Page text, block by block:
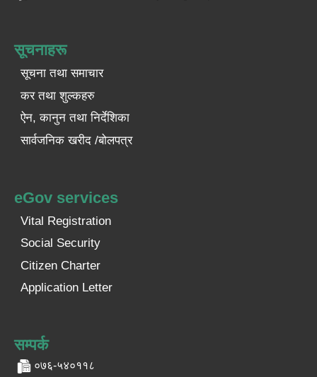
सूचनाहरू
सूचना तथा समाचार
कर तथा शुल्कहरु
ऐन, कानुन तथा निर्देशिका
सार्वजनिक खरीद /बोलपत्र
eGov services
Vital Registration
Social Security
Citizen Charter
Application Letter
सम्पर्क
०७६-५४०११८